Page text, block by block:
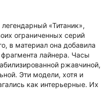
«Титаник»,
ограниченных серий
в материал она добавила
лайнера. Часы
ржавчиной,
Эти модели, хотя и
как интерьерные. Их